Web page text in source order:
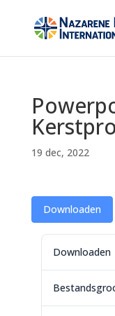
19 dec, 2022
Downloaden
Downloaden